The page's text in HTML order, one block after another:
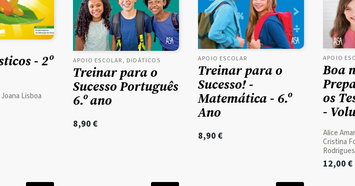
- 2º
Lisboa
APOIO ESCOLAR, DIDÁTICOS
Treinar para o
Sucesso Português
6.º ano
8,90 €
APOIO ESCOLAR
Treinar para o
Sucesso! -
Matemática - 6.º
Ano
8,90 €
APOIO
Boa
os
-
Alice
Cristina
Rodrigues
12,00 €